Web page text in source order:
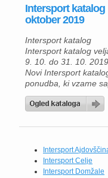
Revolution 5 od 30, 39
Intersport katalog V
[…]
Intersport katalog
oktober 2019
Intersport katalog
Intersport katalog
9. 10. do 31. 10. 2019.
Novi Intersport
ponudba, ki vzame
pohodniška jakna
ali High Print moška ali
katalog velja od 9.
novi Intersport katalog
preverite akcijsko
udobnih športnih
Intersport
Intersport Celje
Intersport Domžale